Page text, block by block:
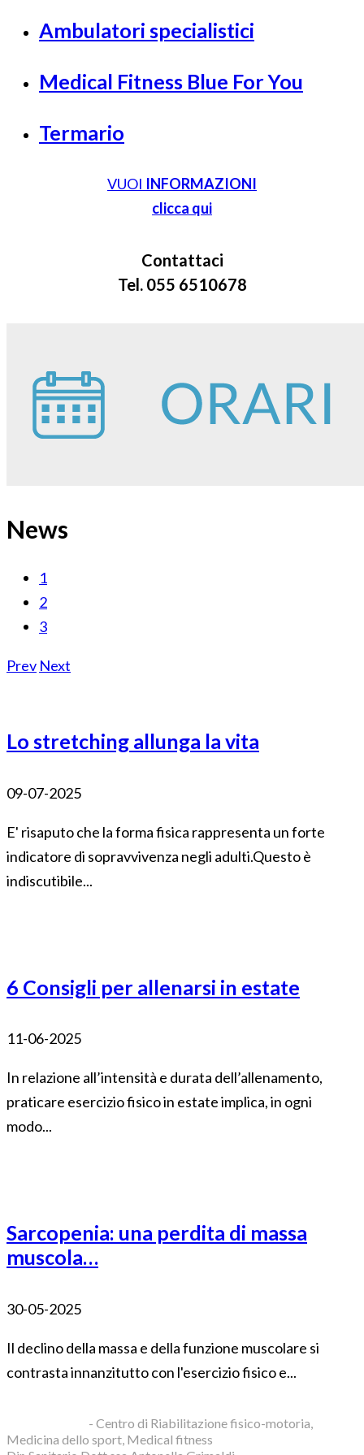
Ambulatori specialistici
Medical Fitness Blue For You
Termario
VUOI INFORMAZIONI
clicca qui
Contattaci
Tel. 055 6510678
News
1
2
3
Prev Next
Lo stretching allunga la vita
09-07-2025
E' risaputo che la forma fisica rappresenta un forte
indicatore di sopravvivenza negli adulti.Questo è
indiscutibile...
6 Consigli per allenarsi in estate
11-06-2025
In relazione all’intensità e durata dell’allenamento,
praticare esercizio fisico in estate implica, in ogni
modo...
Sarcopenia: una perdita di massa
muscola…
30-05-2025
Il declino della massa e della funzione muscolare si
contrasta innanzitutto con l'esercizio fisico e...
- Centro di Riabilitazione fisico-motoria,
Medicina dello sport, Medical fitness